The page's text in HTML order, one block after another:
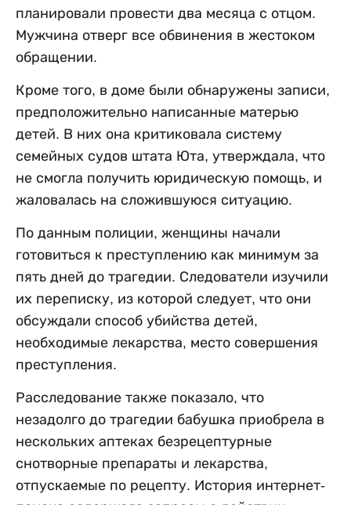
планировали провести два месяца с отцом.
Мужчина отверг все обвинения в жестоком
обращении.
Кроме того, в доме были обнаружены записи,
предположительно написанные матерью
детей. В них она критиковала систему
семейных судов штата Юта, утверждала, что
не смогла получить юридическую помощь, и
жаловалась на сложившуюся ситуацию.
По данным полиции, женщины начали
готовиться к преступлению как минимум за
пять дней до трагедии. Следователи изучили
их переписку, из которой следует, что они
обсуждали способ убийства детей,
необходимые лекарства, место совершения
преступления.
Расследование также показало, что
незадолго до трагедии бабушка приобрела в
нескольких аптеках безрецептурные
снотворные препараты и лекарства,
отпускаемые по рецепту. История интернет-